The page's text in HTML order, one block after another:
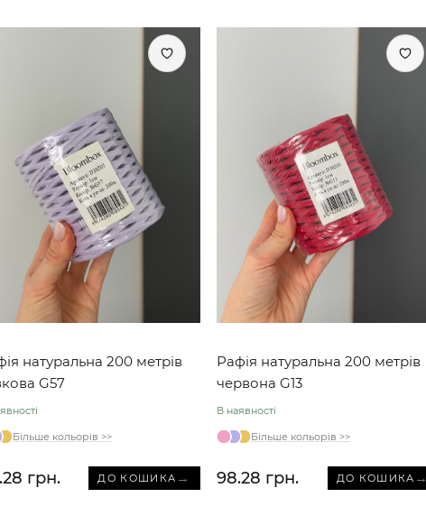
натуральна 200 метрів
G57
Більше кольорів >>
грн. ДО КОШИКА →
Рафія натуральна 200 метрів
червона G13
В наявності
Більше кольорів >>
98.28 грн. ДО КОШИКА →